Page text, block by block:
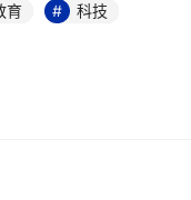
值得潜心成长，戳中无
深扎高端IT人才培养，
能三大高端课程，已
育 科技